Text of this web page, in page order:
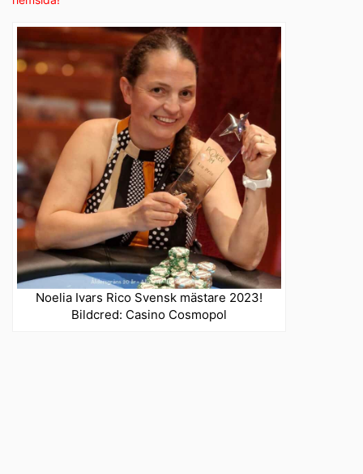
Noelia Ivars Rico Svensk mästare 2023!
Bildcred: Casino Cosmopol